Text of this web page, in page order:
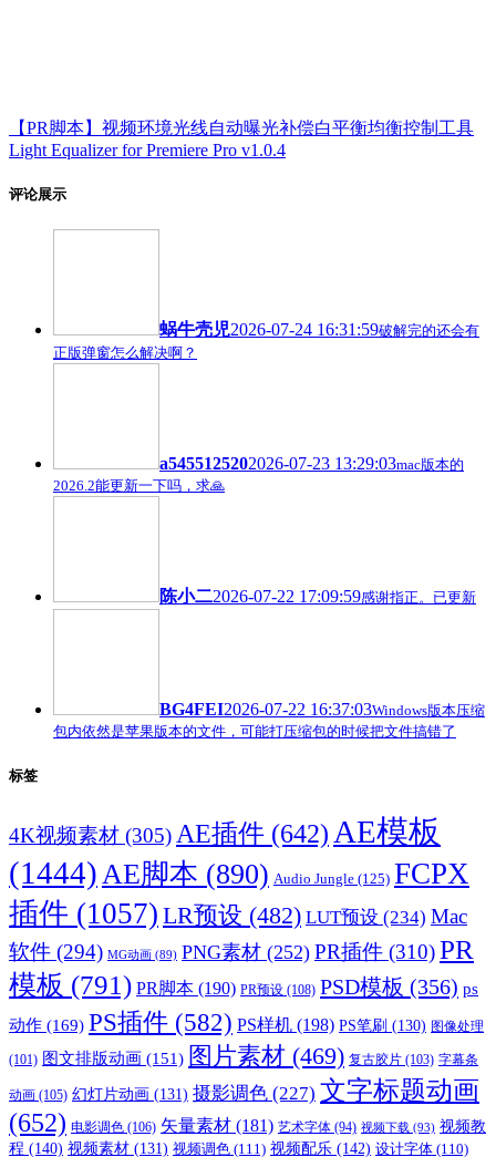
【PR脚本】视频环境光线自动曝光补偿白平衡均衡控制工具
Light Equalizer for Premiere Pro v1.0.4
评论展示
蜗牛壳児2026-07-24 16:31:59破解完的还会有
正版弹窗怎么解决啊？
a5455125202026-07-23 13:29:03mac版本的
2026.2能更新一下吗，求🙏
陈小二2026-07-22 17:09:59感谢指正。已更新
BG4FEI2026-07-22 16:37:03Windows版本压缩
包内依然是苹果版本的文件，可能打压缩包的时候把文件搞错了
标签
4K视频素材 (305)AE插件 (642) AE模板
(1444)AE脚本 (890) Audio Jungle (125) FCPX
插件 (1057) LR预设 (482) LUT预设 (234) Mac
软件 (294) MG动画 (89) PNG素材 (252) PR插件 (310)PR
模板 (791) PR脚本 (190) PR预设 (108) PSD模板 (356) ps
动作 (169) PS插件 (582) PS样机 (198) PS笔刷 (130) 图像处理
(101) 图文排版动画 (151) 图片素材 (469) 复古胶片 (103) 字幕条
动画 (105) 幻灯片动画 (131) 摄影调色 (227) 文字标题动画
(652) 电影调色 (106) 矢量素材 (181) 艺术字体 (94) 视频下载 (93) 视频教
程 (140) 视频素材 (131) 视频调色 (111) 视频配乐 (142) 设计字体 (110)